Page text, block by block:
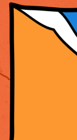
FIN
PROMOCIÓN
TIERRA